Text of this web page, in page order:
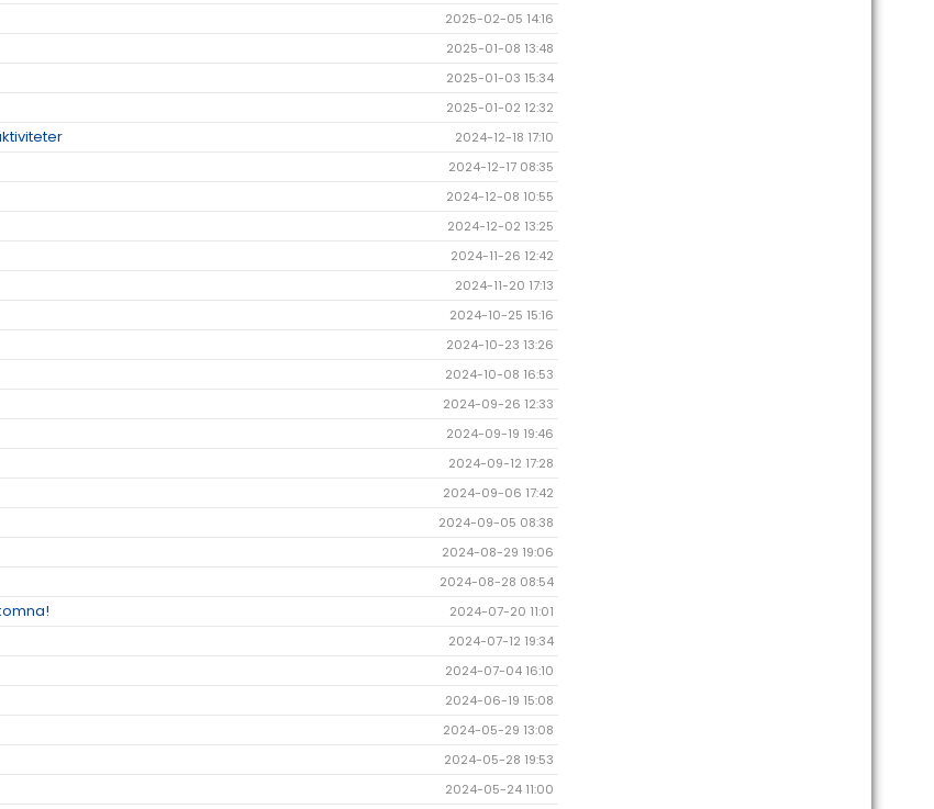
2025-02-05 14:16
2025-01-08 13:48
2025-01-03 15:34
2025-01-02 12:32
2024-12-18 17:10
2024-12-17 08:35
2024-12-08 10:55
2024-12-02 13:25
2024-11-26 12:42
2024-11-20 17:13
2024-10-25 15:16
2024-10-23 13:26
2024-10-08 16:53
2024-09-26 12:33
2024-09-19 19:46
2024-09-12 17:28
2024-09-06 17:42
2024-09-05 08:38
2024-08-29 19:06
2024-08-28 08:54
2024-07-20 11:01
2024-07-12 19:34
2024-07-04 16:10
2024-06-19 15:08
2024-05-29 13:08
2024-05-28 19:53
2024-05-24 11:00